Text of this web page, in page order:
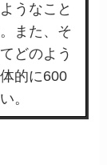
うなこと
また、そ
どのよう
的に600
。